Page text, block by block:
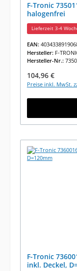
F-Tronic
halogenfrei
Lieferzeit 3-4
EAN:
Hersteller: F-
Hersteller-Nr.:
Regulärer Preis:
104,96 €
Preise inkl. MwSt.
F-Tronic
inkl. Deckel,